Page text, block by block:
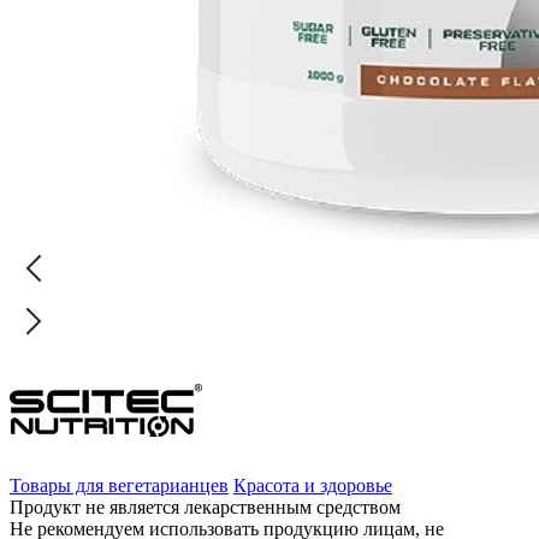
Товары для вегетарианцев Красота и здоровье
Продукт не является лекарственным средством
Не рекомендуем использовать продукцию лицам, не